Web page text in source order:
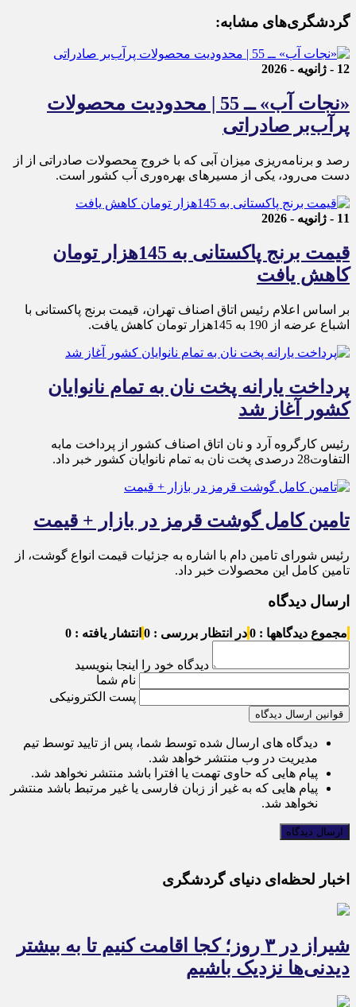
گردشگری‌های مشابه:
12 - ژانویه - 2026
«نجات آب» ــ 55 | محدودیت محصولات
پرآب‌بر صادراتی
رصد و برنامه‌ریزی میزان آبی که با خروج محصولات صادراتی از از
دست می‌رود، یکی از مسیرهای بهره‌وری آب کشور است.
11 - ژانویه - 2026
قیمت برنج پاکستانی به 145هزار تومان
کاهش یافت
بر اساس اعلام رئیس اتاق اصناف تهران، قیمت برنج پاکستانی با
اشباع عرضه از 190 به 145هزار تومان کاهش یافت.
پرداخت یارانه پخت نان به تمام نانوایان
کشور آغاز شد
رئیس کارگروه آرد و نان اتاق اصناف کشور از پرداخت مابه
التفاوت28 درصدی پخت نان به تمام نانوایان کشور خبر داد.
تامین کامل گوشت قرمز در بازار + قیمت
رئیس شورای تامین دام با اشاره به جزئیات قیمت انواع گوشت، از
تامین کامل این محصولات خبر داد.
ارسال دیدگاه
مجموع دیدگاهها : 0 در انتظار بررسی : 0 انتشار یافته : 0
دیدگاه خود را اینجا بنویسید
نام شما
پست الکترونیکی
قوانین ارسال دیدگاه
دیدگاه های ارسال شده توسط شما، پس از تایید توسط تیم
مدیریت در وب منتشر خواهد شد.
پیام هایی که حاوی تهمت یا افترا باشد منتشر نخواهد شد.
پیام هایی که به غیر از زبان فارسی یا غیر مرتبط باشد منتشر
نخواهد شد.
اخبار لحظه‌ای دنیای گردشگری
شیراز در ۳ روز؛ کجا اقامت کنیم تا به بیشتر
دیدنی‌ها نزدیک باشیم